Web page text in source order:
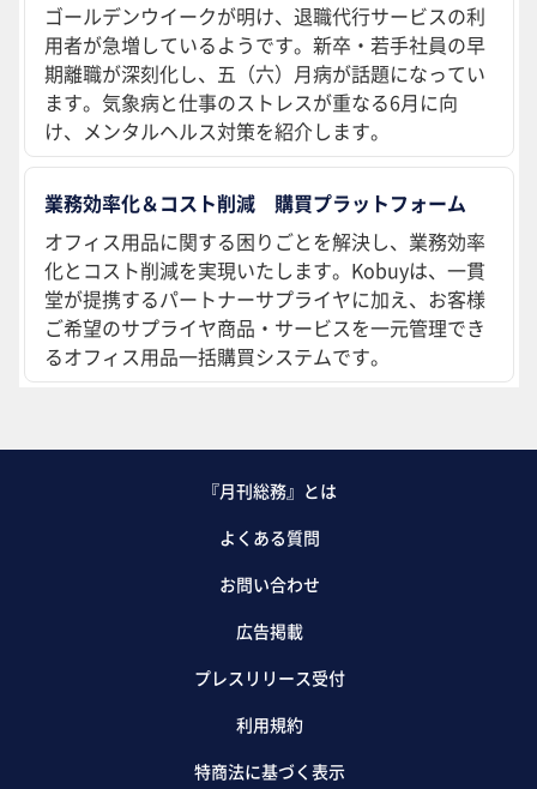
ゴールデンウイークが明け、退職代行サービスの利
用者が急増しているようです。新卒・若手社員の早
期離職が深刻化し、五（六）月病が話題になってい
ます。気象病と仕事のストレスが重なる6月に向
け、メンタルヘルス対策を紹介します。
業務効率化＆コスト削減 購買プラットフォーム
オフィス用品に関する困りごとを解決し、業務効率
化とコスト削減を実現いたします。Kobuyは、一貫
堂が提携するパートナーサプライヤに加え、お客様
ご希望のサプライヤ商品・サービスを一元管理でき
るオフィス用品一括購買システムです。
『月刊総務』とは
よくある質問
お問い合わせ
広告掲載
プレスリリース受付
利用規約
特商法に基づく表示